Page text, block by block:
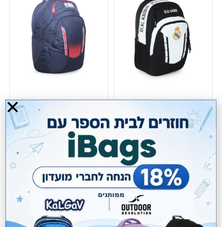
תיק ריאל מדריד Outdoor
Revolution
מחיר מועדון: ₪195.98
₪239.00
תיק NBA Outdoor
Revolution
מחיר מועדון:184.50
225.00